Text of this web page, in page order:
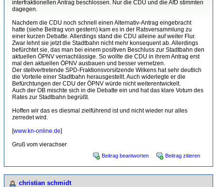
interfraktionellen Antrag beschlossen. Nur die CDU und die AfD stimmten
dagegen.
Nachdem die CDU noch schnell einen Alternativ-Antrag eingebracht
hatte (siehe Beitrag von gestern) kam es in der Ratsversammlung zu
einer kurzen Debatte. Allerdings stand die CDU alleine auf weiter Flur.
Zwar lehnt sie jetzt die Stadtbahn nicht mehr konsequent ab. Allerdings
befürchtet sie, das man bei einem positiven Beschluss zur Stadtbahn den
aktuellen ÖPNV vernachlässige. So wollte die CDU in ihrem Antrag erst
mal den aktuellen ÖPNV ausbauen und besser vernetzen.
Der stellvertretende SPD-Fraktionsvorsitzende Wilkens hat sehr deutlich
die Vorteile einer Stadtbahn herausgestellt. Auch widerlegte er die
Befürchtungen der CDU der ÖPNV würde nicht weiterentwickelt.
Auch der OB mischte sich in die Debatte ein und hat das klare Votum des
Rates zur Stadtbahn begrüßt.
Hoffen wir das es diesmal zielführend ist und nicht wieder nur alles
zerredet wird.
[www.kn-online.de]
Gruß vom vierachser
Beitrag beantworten Beitrag zitieren
christian schmidt